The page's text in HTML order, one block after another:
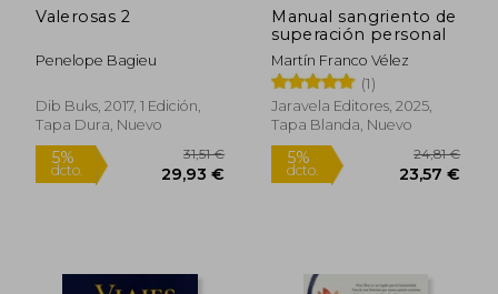
Valerosas 2
Penelope Bagieu
Dib Buks, 2017, 1 Edición,
Tapa Dura, Nuevo
Manual sangriento de
superación personal
Martín Franco Vélez
(1)
Jaravela Editores, 2025,
Tapa Blanda, Nuevo